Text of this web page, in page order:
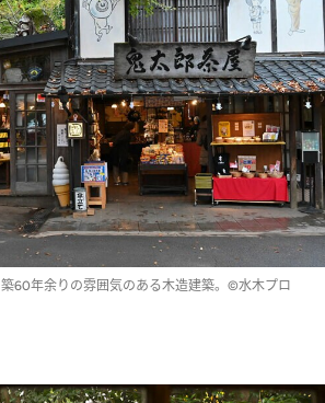
60年余りの雰囲気のある木造建築。©水木プロ